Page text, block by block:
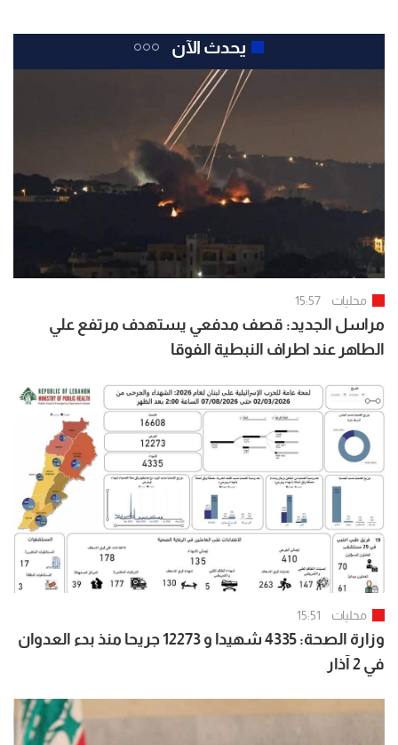
يحدث الآن
محليات 15:57
مراسل الجديد: قصف مدفعي يستهدف مرتفع علي
الطاهر عند اطراف النبطية الفوقا
محليات 15:51
وزارة الصحة: 4335 شهيدا و 12273 جريحا منذ بدء العدوان
في 2 آذار